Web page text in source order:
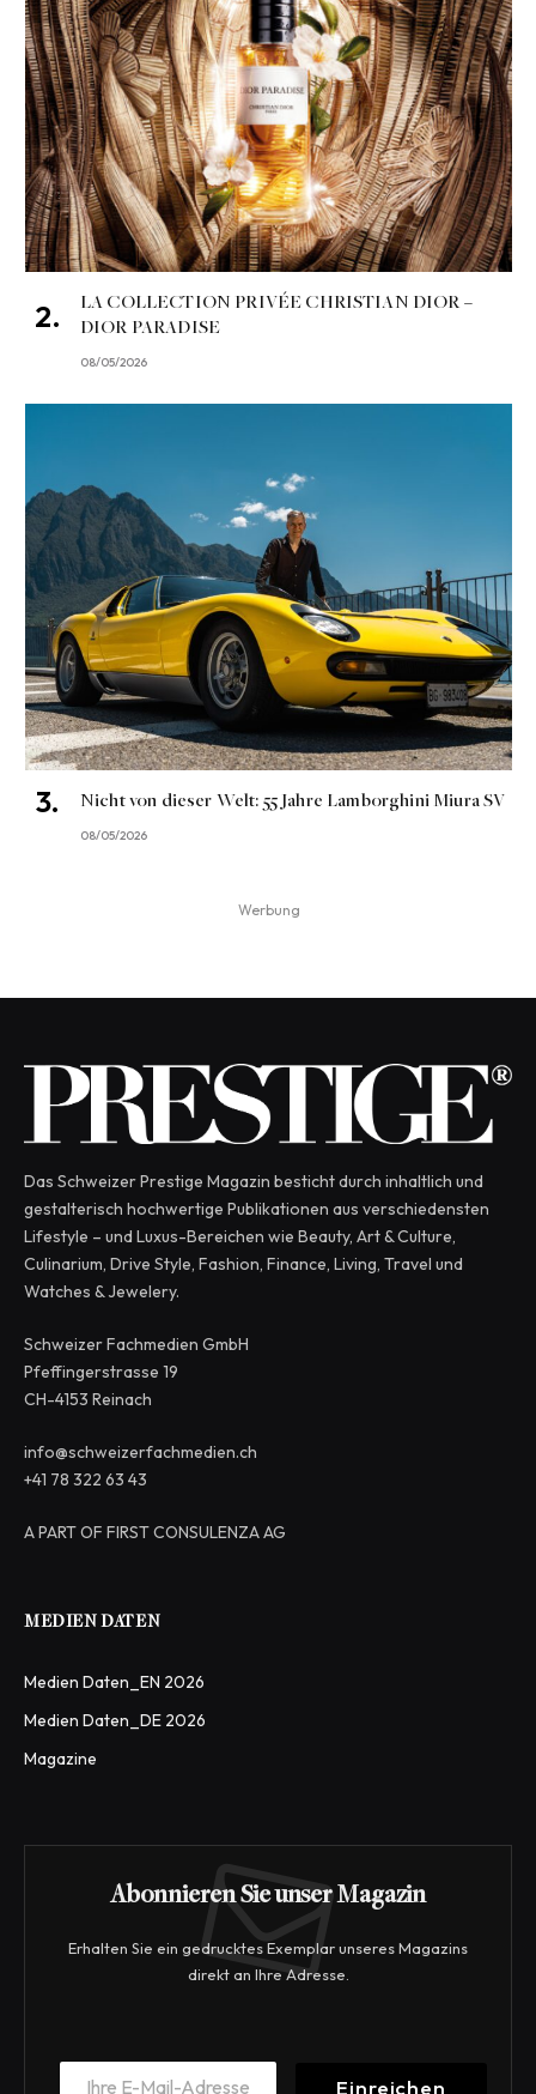
LA COLLECTION PRIVÉE CHRISTIAN DIOR –
DIOR PARADISE
08/05/2026
Nicht von dieser Welt: 55 Jahre Lamborghini Miura SV
08/05/2026
Werbung
Das Schweizer Prestige Magazin besticht durch inhaltlich und
gestalterisch hochwertige Publikationen aus verschiedensten
Lifestyle – und Luxus-Bereichen wie Beauty, Art & Culture,
Culinarium, Drive Style, Fashion, Finance, Living, Travel und
Watches & Jewelery.
Schweizer Fachmedien GmbH
Pfeffingerstrasse 19
CH-4153 Reinach
info@schweizerfachmedien.ch
+41 78 322 63 43
A PART OF FIRST CONSULENZA AG
MEDIEN DATEN
Medien Daten_EN 2026
Medien Daten_DE 2026
Magazine
Abonnieren Sie unser Magazin
Erhalten Sie ein gedrucktes Exemplar unseres Magazins
direkt an Ihre Adresse.
E
Einreichen